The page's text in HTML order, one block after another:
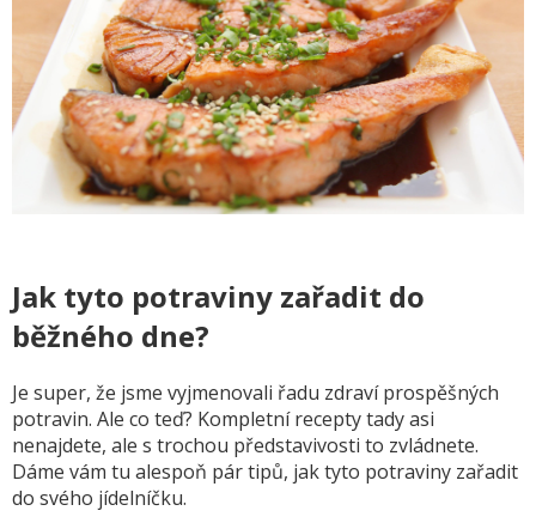
Jak tyto potraviny zařadit do
běžného dne?
Je super, že jsme vyjmenovali řadu zdraví prospěšných
potravin. Ale co teď? Kompletní recepty tady asi
nenajdete, ale s trochou představivosti to zvládnete.
Dáme vám tu alespoň pár tipů, jak tyto potraviny zařadit
do svého jídelníčku.